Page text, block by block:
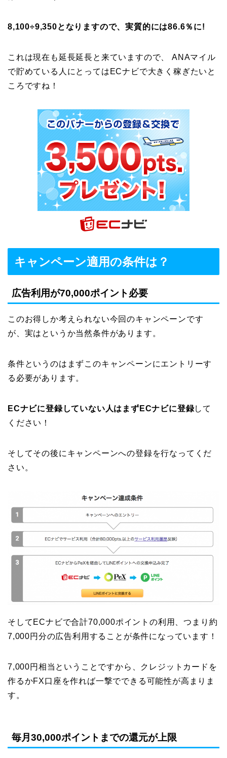
8,100÷9,350となりますので、実質的には86.6％に!
これは現在も延長延長と来ていますので、 ANAマイル
で貯めている人にとってはECナビで大きく稼ぎたいと
ころですね！
キャンペーン適用の条件は？
広告利用が70,000ポイント必要
このお得しか考えられない今回のキャンペーンです
が、実はというか当然条件があります。
条件というのはまずこのキャンペーンにエントリーす
る必要があります。
ECナビに登録していない人はまずECナビに登録して
ください！
そしてその後にキャンペーンへの登録を行なってくだ
さい。
そしてECナビで合計70,000ポイントの利用、つまり約
7,000円分の広告利用することが条件になっています！
7,000円相当ということですから、クレジットカードを
作るかFX口座を作れば一撃でできる可能性が高まりま
す。
毎月30,000ポイントまでの還元が上限